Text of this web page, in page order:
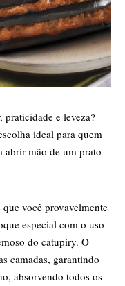
praticidade e leveza?
ideal para quem
abrir mão de um prato
você provavelmente
especial com o uso
do catupiry. O
camadas, garantindo
absorvendo todos os